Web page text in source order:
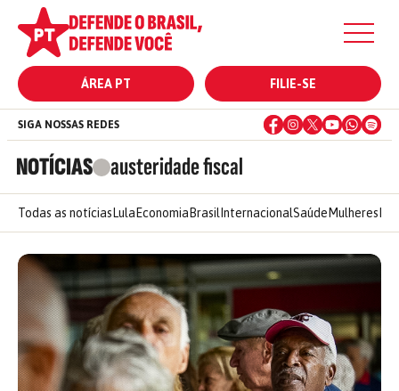
ÁREA PT FILIE-SE
NOTÍCIAS austeridade fiscal
SIGA NOSSAS REDES
Todas as notícias Lula Economia Brasil InternacionalSaúde Mulheres